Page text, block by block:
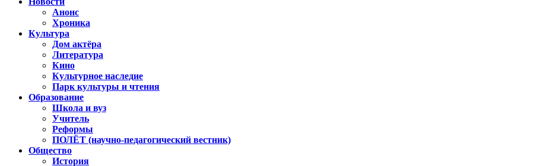
Анонс
Хроника
Культура
Дом актёра
Литература
Кино
Культурное наследие
Парк культуры и чтения
Образование
Школа и вуз
Учитель
Реформы
ПОЛЁТ (научно-педагогический вестник)
Общество
История